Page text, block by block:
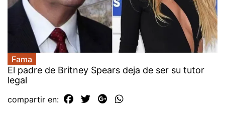
Fama
El padre de Britney Spears deja de ser su tutor
legal
compartir en: